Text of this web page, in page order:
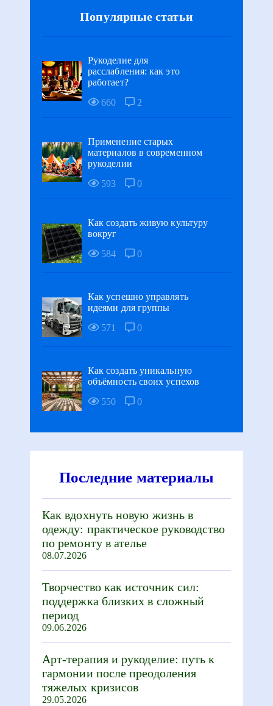
Популярные статьи
Рукоделие для
расслабления: как это
работает?
660
2
Применение старых
материалов в современном
рукоделии
593
0
Как создать живую культуру
вокруг
584
0
Как успешно управлять
идеями для группы
571
0
Как создать уникальную
объёмность своих успехов
550
0
Последние материалы
Как вдохнуть новую жизнь в
одежду: практическое руководство
по ремонту в ателье
08.07.2026
Творчество как источник сил:
поддержка близких в сложный
период
09.06.2026
Арт-терапия и рукоделие: путь к
гармонии после преодоления
тяжелых кризисов
29.05.2026